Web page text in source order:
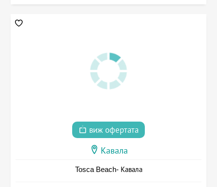
виж офертата
Кавала
Tosca Beach- Кавала